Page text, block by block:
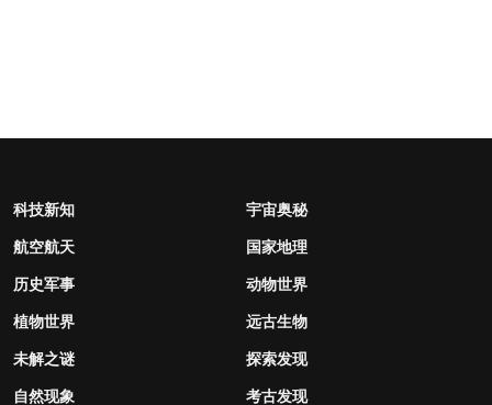
科技新知
宇宙奥秘
航空航天
国家地理
历史军事
动物世界
植物世界
远古生物
未解之谜
探索发现
自然现象
考古发现